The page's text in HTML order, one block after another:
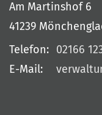
Am Martinshof 6
41239
Telefon: 02166
E-Mail: